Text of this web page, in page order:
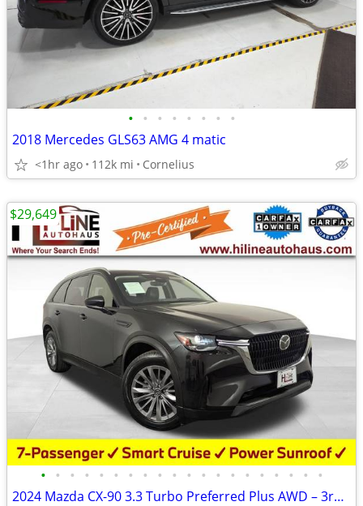
• • • • • • • •
2018 Mercedes GLS63 AMG 4 matic
<1hr ago 112k mi Cornelius
• • • • • • • • • • • • • • • • • • • •
2024 Mazda CX-90 3.3 Turbo Preferred Plus AWD – 3rd Row – 7 Passenger
$29,649